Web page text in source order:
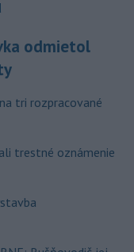
odmietol
tri rozpracované
trestné oznámenie